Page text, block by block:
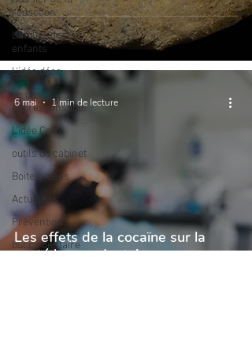
rédaction
L'atelier des
enfants
L'idée déco
Le geste
écoresponsable
L'idée Com'
outils du cabinet
Boite à idées
Actualités
Prévention
bucco dentaire
Les effets de la cocaïne sur la
santé bucco-dentaire
6 mai 1 min de lecture